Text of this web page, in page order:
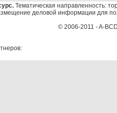
Тематическая направленность:
деловой информации для
© 2006-2011 - A-